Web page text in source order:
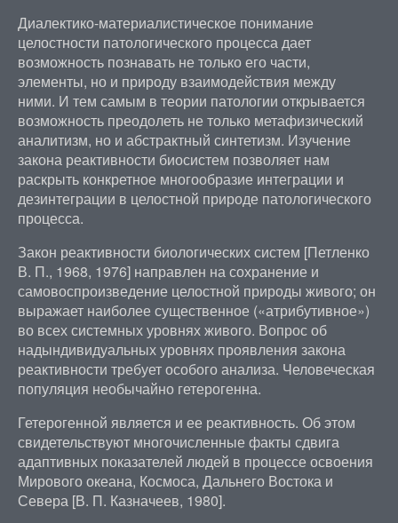
Диалектико-материалистическое понимание
целостности патологического процесса дает
возможность познавать не только его части,
элементы, но и природу взаимодействия между
ними. И тем самым в теории патологии открывается
возможность преодолеть не только метафизический
аналитизм, но и абстрактный синтетизм. Изучение
закона реактивности биосистем позволяет нам
раскрыть конкретное многообразие интеграции и
дезинтеграции в целостной природе патологического
процесса.
Закон реактивности биологических систем [Петленко
В. П., 1968, 1976] направлен на сохранение и
самовоспроизведение целостной природы живого; он
выражает наиболее существенное («атрибутивное»)
во всех системных уровнях живого. Вопрос об
надындивидуальных уровнях проявления закона
реактивности требует особого анализа. Человеческая
популяция необычайно гетерогенна.
Гетерогенной является и ее реактивность. Об этом
свидетельствуют многочисленные факты сдвига
адаптивных показателей людей в процессе освоения
Мирового океана, Космоса, Дальнего Востока и
Севера [В. П. Казначеев, 1980].